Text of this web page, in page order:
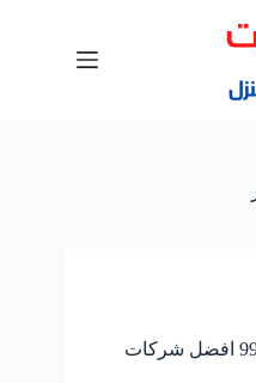
تسليك مجاري بنيد القار 99009522 افضل شركات